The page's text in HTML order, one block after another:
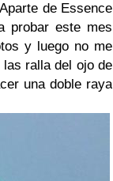
Aparte de Essence
probar este mes
y luego no me
ralla del ojo de
una doble raya